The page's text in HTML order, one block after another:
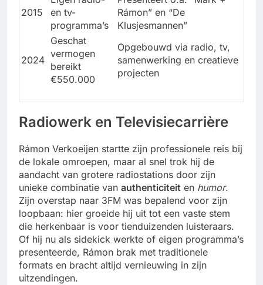
2015
en tv-
programma’s
Rámon” en “De
Klusjesmannen”
2024
Geschat
vermogen
bereikt
€550.000
Opgebouwd via radio, tv,
samenwerking en creatieve
projecten
Radiowerk en Televisiecarrière
Rámon Verkoeijen startte zijn professionele reis bij
de lokale omroepen, maar al snel trok hij de
aandacht van grotere radiostations door zijn
unieke combinatie van authenticiteit en humor.
Zijn overstap naar 3FM was bepalend voor zijn
loopbaan: hier groeide hij uit tot een vaste stem
die herkenbaar is voor tienduizenden luisteraars.
Of hij nu als sidekick werkte of eigen programma’s
presenteerde, Rámon brak met traditionele
formats en bracht altijd vernieuwing in zijn
uitzendingen.